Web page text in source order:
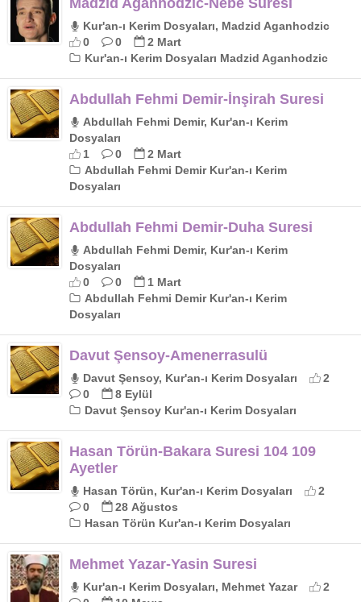
Madzid Aganhodzic-Nebe Suresi
Kur'an-ı Kerim Dosyaları, Madzid Aganhodzic
0
0
2 Mart
Kur'an-ı Kerim Dosyaları Madzid Aganhodzic
Abdullah Fehmi Demir-İnşirah Suresi
Abdullah Fehmi Demir, Kur'an-ı Kerim
Dosyaları
1
0
2 Mart
Abdullah Fehmi Demir Kur'an-ı Kerim
Dosyaları
Abdullah Fehmi Demir-Duha Suresi
Abdullah Fehmi Demir, Kur'an-ı Kerim
Dosyaları
0
0
1 Mart
Abdullah Fehmi Demir Kur'an-ı Kerim
Dosyaları
Davut Şensoy-Amenerrasulü
Davut Şensoy, Kur'an-ı Kerim Dosyaları
2
0
8 Eylül
Davut Şensoy Kur'an-ı Kerim Dosyaları
Hasan Törün-Bakara Suresi 104 109
Ayetler
Hasan Törün, Kur'an-ı Kerim Dosyaları
2
0
28 Ağustos
Hasan Törün Kur'an-ı Kerim Dosyaları
Mehmet Yazar-Yasin Suresi
Kur'an-ı Kerim Dosyaları, Mehmet Yazar
2